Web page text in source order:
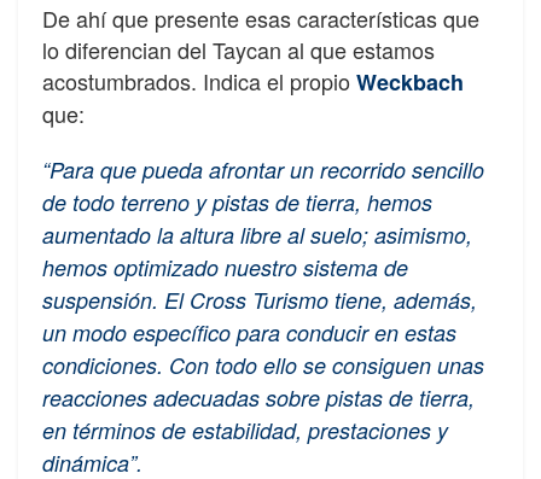
De ahí que presente esas características que
lo diferencian del Taycan al que estamos
acostumbrados. Indica el propio Weckbach
que:
“Para que pueda afrontar un recorrido sencillo
de todo terreno y pistas de tierra, hemos
aumentado la altura libre al suelo; asimismo,
hemos optimizado nuestro sistema de
suspensión. El Cross Turismo tiene, además,
un modo específico para conducir en estas
condiciones. Con todo ello se consiguen unas
reacciones adecuadas sobre pistas de tierra,
en términos de estabilidad, prestaciones y
dinámica”.